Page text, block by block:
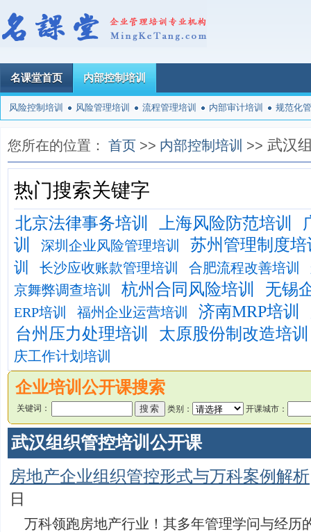
名课堂首页 内部控制培训
风险控制培训 风险管理培训 流程管理培训 内部审计培训 规范化
您所在的位置： 首页 >> 内部控制培训 >> 武汉
热门搜索关键字
北京法律事务培训 上海风险防范培训
训
深圳企业风险管理培训 苏州管理制度培
训 长沙应收账款管理培训 合肥流程改善培训
京舞弊调查培训 杭州合同风险培训 无锡
ERP培训 福州企业运营培训 济南MRP培训
台州压力处理培训 太原股份制改造培训
庆工作计划培训
企业培训公开课搜索
关键词： 类别： 开课城市：
武汉组织管控培训公开课
房地产企业组织管控形式与万科案例解析
日
万科领跑房地产行业！其多年管理学问与经